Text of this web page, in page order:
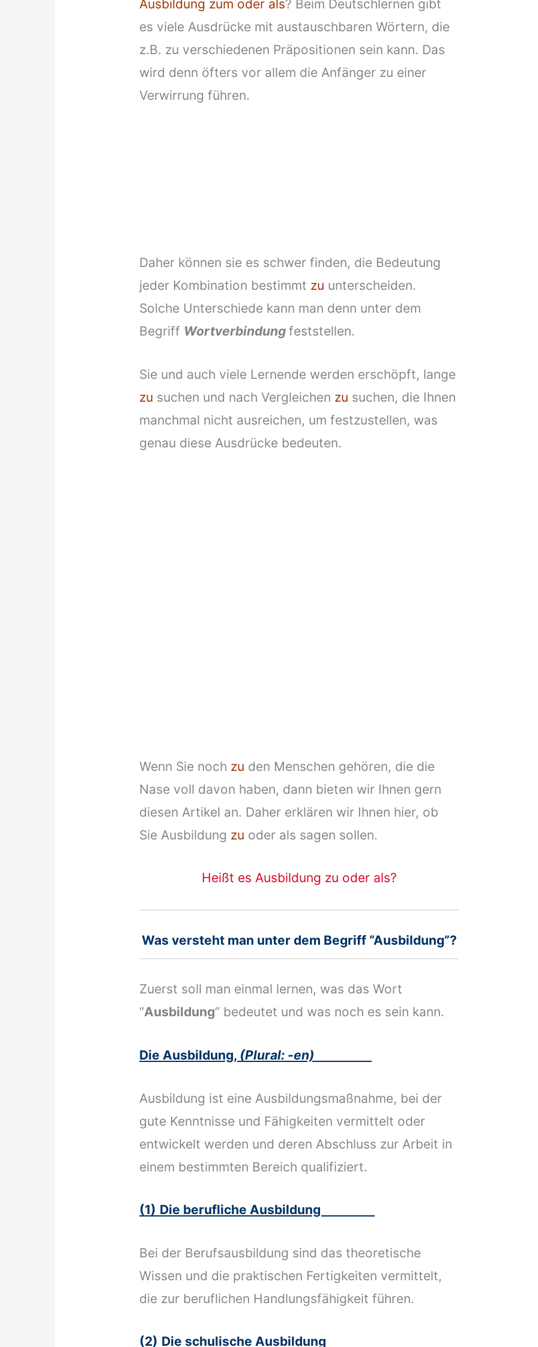
Ausbildung zum oder als? Beim Deutschlernen gibt
es viele Ausdrücke mit austauschbaren Wörtern, die
z.B. zu verschiedenen Präpositionen sein kann. Das
wird denn öfters vor allem die Anfänger zu einer
Verwirrung führen.
Daher können sie es schwer finden, die Bedeutung
jeder Kombination bestimmt zu unterscheiden.
Solche Unterschiede kann man denn unter dem
Begriff Wortverbindungfeststellen.
Sie und auch viele Lernende werden erschöpft, lange
zu suchen und nach Vergleichen zu suchen, die Ihnen
manchmal nicht ausreichen, um festzustellen, was
genau diese Ausdrücke bedeuten.
Wenn Sie noch zu den Menschen gehören, die die
Nase voll davon haben, dann bieten wir Ihnen gern
diesen Artikel an. Daher erklären wir Ihnen hier, ob
Sie Ausbildung zu oder als sagen sollen.
Heißt es Ausbildung zu oder als?
Was versteht man unter dem Begriff “Ausbildung”?
Zuerst soll man einmal lernen, was das Wort
“Ausbildung” bedeutet und was noch es sein kann.
Die Ausbildung, (Plural: -en)
Ausbildung ist eine Ausbildungsmaßnahme, bei der
gute Kenntnisse und Fähigkeiten vermittelt oder
entwickelt werden und deren Abschluss zur Arbeit in
einem bestimmten Bereich qualifiziert.
(1) Die berufliche Ausbildung
Bei der Berufsausbildung sind das theoretische
Wissen und die praktischen Fertigkeiten vermittelt,
die zur beruflichen Handlungsfähigkeit führen.
(2) Die schulische Ausbildung